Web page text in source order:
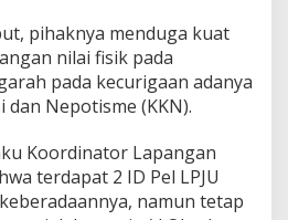
pihaknya menduga kuat
nilai fisik pada
pada kecurigaan adanya
Nepotisme (KKN).
Koordinator Lapangan
terdapat 2 ID Pel LPJU
namun tetap